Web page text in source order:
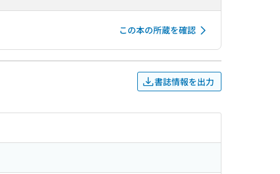
この本の所蔵を確認
書誌情報を出力